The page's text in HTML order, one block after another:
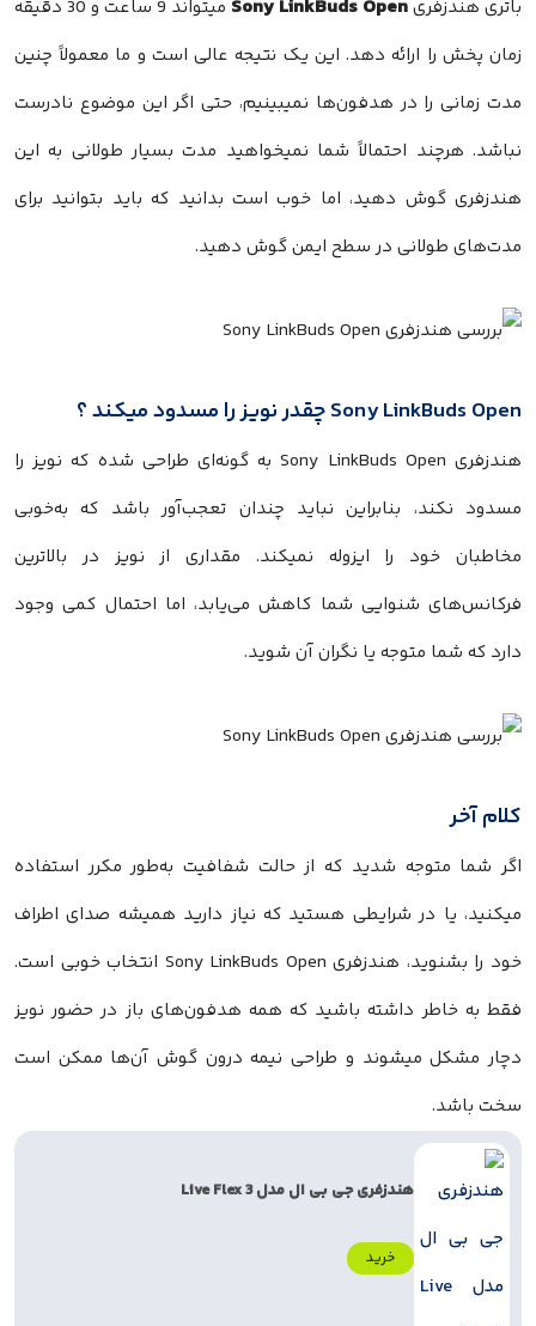
باتری هندزفریSony LinkBuds Open
میتواند 9 ساعت و 30 دقیقه
زمان پخش را ارائه دهد. این یک نتیجه عالی است و ما معمولاً چنین
مدت زمانی را در هدفون‌ها نمیبینیم، حتی اگر این موضوع نادرست
نباشد. هرچند احتمالاً شما نمیخواهید مدت بسیار طولانی به این
هندزفری گوش دهید، اما خوب است بدانید که باید بتوانید برای
مدت‌های طولانی در سطح ایمن گوش دهید.
Sony LinkBuds Open چقدر نویز را مسدود میکند ؟
هندزفری Sony LinkBuds Open به گونه‌ای طراحی شده‌ که نویز را
مسدود نکند، بنابراین نباید چندان تعجب‌آور باشد که به‌خوبی
مخاطبان خود را ایزوله نمیکند. مقداری از نویز در بالاترین
فرکانس‌های شنوایی شما کاهش می‌یابد، اما احتمال کمی وجود
دارد که شما متوجه یا نگران آن شوید.
کلام آخر
اگر شما متوجه شدید که از حالت شفافیت به‌طور مکرر استفاده
میکنید، یا در شرایطی هستید که نیاز دارید همیشه صدای اطراف
خود را بشنوید، هندزفری Sony LinkBuds Open انتخاب خوبی است.
فقط به خاطر داشته باشید که همه هدفون‌های باز در حضور نویز
دچار مشکل میشوند و طراحی نیمه درون گوش آن‌ها ممکن است
سخت باشد.
هندزفری جی بی ال مدل Live Flex 3
خرید